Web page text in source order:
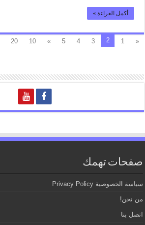
أكمل القراءة »
«
1
2
3
4
5
»
10
20
صفحات تهمك
سياسة الخصوصية Privacy Policy
من نحن!
اتصل بنا